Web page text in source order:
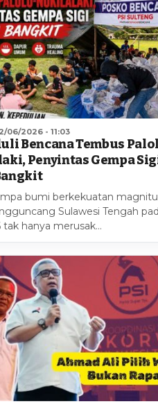
06/2026 - 11:03
Bencana Tembus
Penyintas Gempa
bumi berkekuatan
Sulawesi Tengah
tak hanya merusak…